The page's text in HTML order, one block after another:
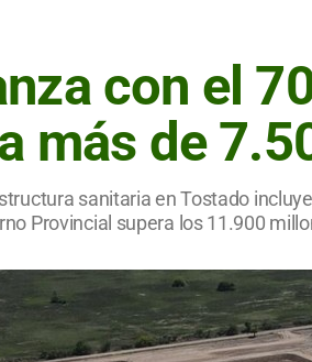
con el
más de
sanitaria en Tostado
Provincial supera los 11.900